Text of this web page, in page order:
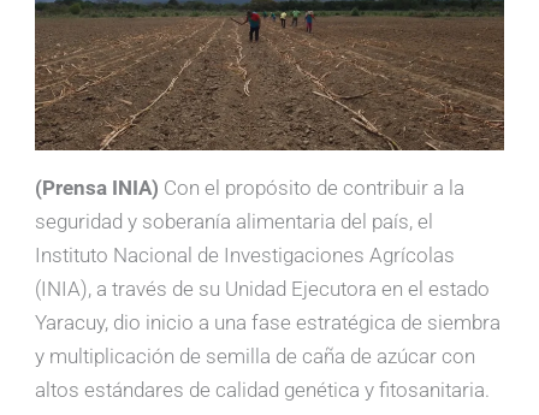
(Prensa INIA) Con el propósito de contribuir a la
seguridad y soberanía alimentaria del país, el
Instituto Nacional de Investigaciones Agrícolas
(INIA), a través de su Unidad Ejecutora en el estado
Yaracuy, dio inicio a una fase estratégica de siembra
y multiplicación de semilla de caña de azúcar con
altos estándares de calidad genética y fitosanitaria.